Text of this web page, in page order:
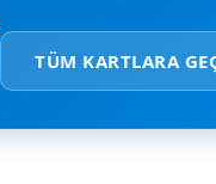
TÜM KARTLARA